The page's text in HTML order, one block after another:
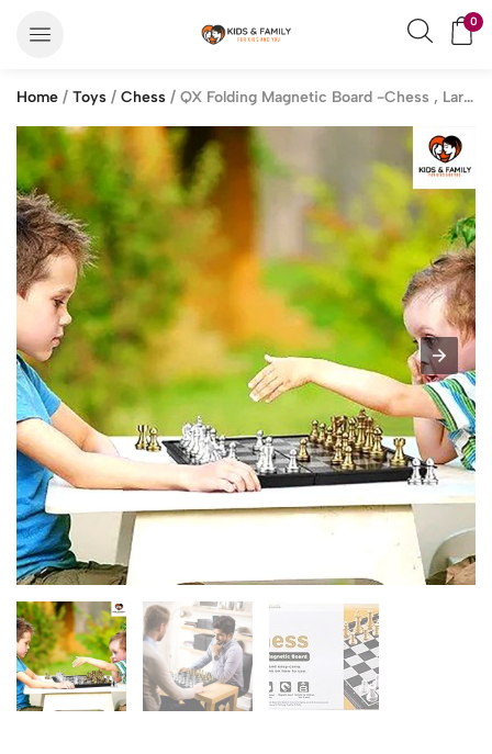
0
Home / Toys / Chess / QX Folding Magnetic Board -Chess , Large